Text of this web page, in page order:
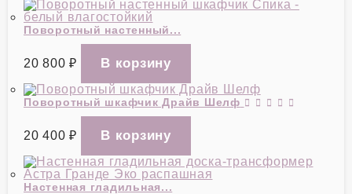
Поворотный настенный...
20 800₽
Поворотный шкафчик Драйв Шелф
20 400₽
Настенная гладильная...